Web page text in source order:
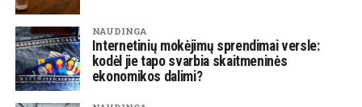
NAUDINGA
Internetinių mokėjimų sprendimai versle:
kodėl jie tapo svarbia skaitmeninės
ekonomikos dalimi?